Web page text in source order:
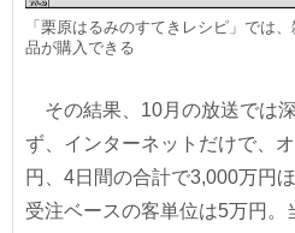
「栗原はるみのすてきレシピ」では
品が購入できる
その結果、10月の放送では
ず、インターネットだけで、
円、4日間の合計で3,000万円
受注ベースの客単位は5万円。